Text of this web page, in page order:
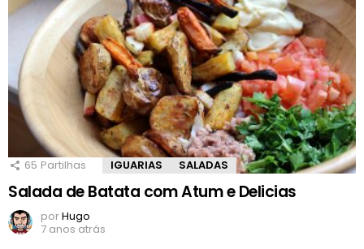
65 Partilhas IGUARIAS SALADAS
Salada de Batata com Atum e Delicias
porHugo
7 anos atrás